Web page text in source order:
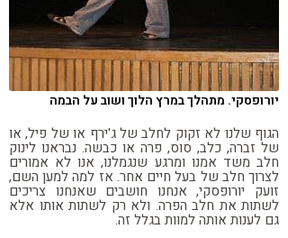
יורופסקי. מתהלך במרץ הלוך ושוב על הבמה
הגוף שלנו לא זקוק לחלב של ג'ירף או של פיל, או
של זברה, כלב, סוס, פרה או כבשה. נבראנו לינוק
חלב משד אמנו ומרגע שנגמלנו, אנו לא אמורים
לצרוך חלב של בעל חיים אחר. אז למה למען השם,
זועק יורופסקי, אנחנו חושבים שאנחנו צריכים
לשתות את חלב הפרה. ולא רק לשתות אותו אלא
גם לענות אותה למוות בגלל זה.